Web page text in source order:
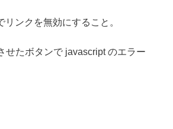
ンクを無効にすること。
せたボタンで javascript のエラー